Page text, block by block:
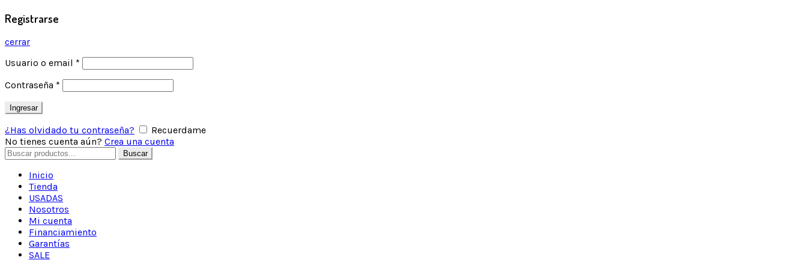
Registrarse
cerrar
Usuario o email *
Contraseña *
Ingresar
¿Has olvidado tu contraseña?
Recuerdame
No tienes cuenta aún? Crea una cuenta
Buscar
Inicio
Tienda
USADAS
Nosotros
Mi cuenta
Financiamiento
Garantías
SALE